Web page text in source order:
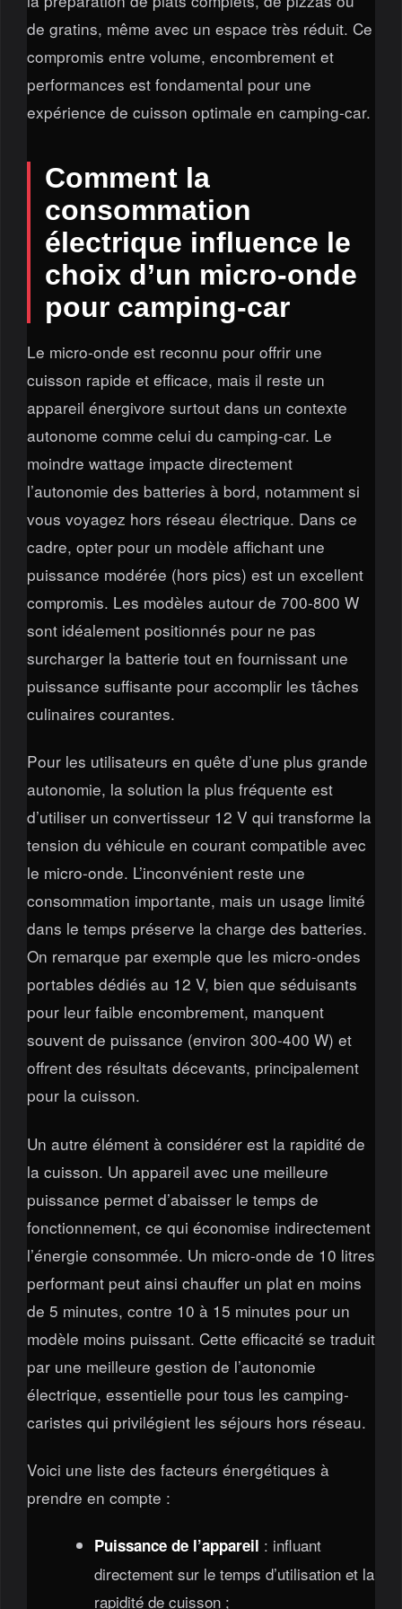
de gratins, même avec un espace très réduit. Ce
compromis entre volume, encombrement et
performances est fondamental pour une
expérience de cuisson optimale en camping-car.
Comment la
consommation
électrique influence le
choix d’un micro-onde
pour camping-car
Le micro-onde est reconnu pour offrir une
cuisson rapide et efficace, mais il reste un
appareil énergivore surtout dans un contexte
autonome comme celui du camping-car. Le
moindre wattage impacte directement
l’autonomie des batteries à bord, notamment si
vous voyagez hors réseau électrique. Dans ce
cadre, opter pour un modèle affichant une
puissance modérée (hors pics) est un excellent
compromis. Les modèles autour de 700-800 W
sont idéalement positionnés pour ne pas
surcharger la batterie tout en fournissant une
puissance suffisante pour accomplir les tâches
culinaires courantes.
Pour les utilisateurs en quête d’une plus grande
autonomie, la solution la plus fréquente est
d’utiliser un convertisseur 12 V qui transforme la
tension du véhicule en courant compatible avec
le micro-onde. L’inconvénient reste une
consommation importante, mais un usage limité
dans le temps préserve la charge des batteries.
On remarque par exemple que les micro-ondes
portables dédiés au 12 V, bien que séduisants
pour leur faible encombrement, manquent
souvent de puissance (environ 300-400 W) et
offrent des résultats décevants, principalement
pour la cuisson.
Un autre élément à considérer est la rapidité de
la cuisson. Un appareil avec une meilleure
puissance permet d’abaisser le temps de
fonctionnement, ce qui économise indirectement
l’énergie consommée. Un micro-onde de 10 litres
performant peut ainsi chauffer un plat en moins
de 5 minutes, contre 10 à 15 minutes pour un
modèle moins puissant. Cette efficacité se traduit
par une meilleure gestion de l’autonomie
électrique, essentielle pour tous les camping-
caristes qui privilégient les séjours hors réseau.
Voici une liste des facteurs énergétiques à
prendre en compte :
Puissance de l’appareil : influant
directement sur le temps d’utilisation et la
rapidité de cuisson ;